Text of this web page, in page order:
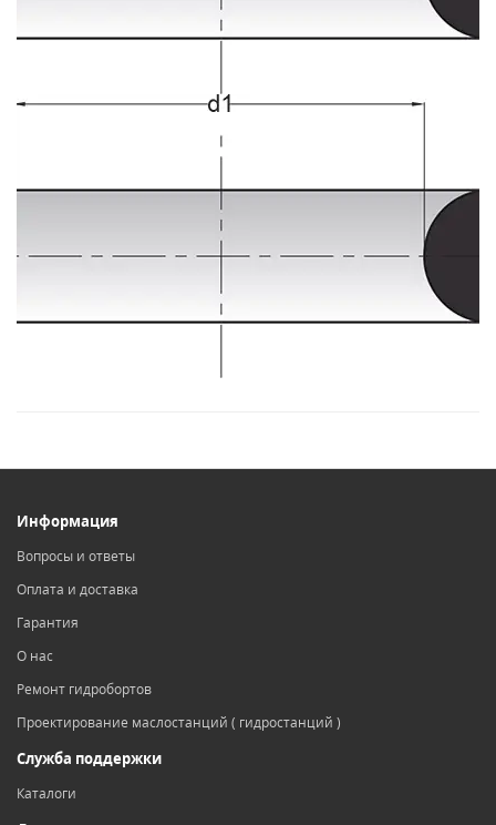
Информация
Вопросы и ответы
Оплата и доставка
Гарантия
О нас
Ремонт гидробортов
Проектирование маслостанций ( гидростанций )
Служба поддержки
Каталоги